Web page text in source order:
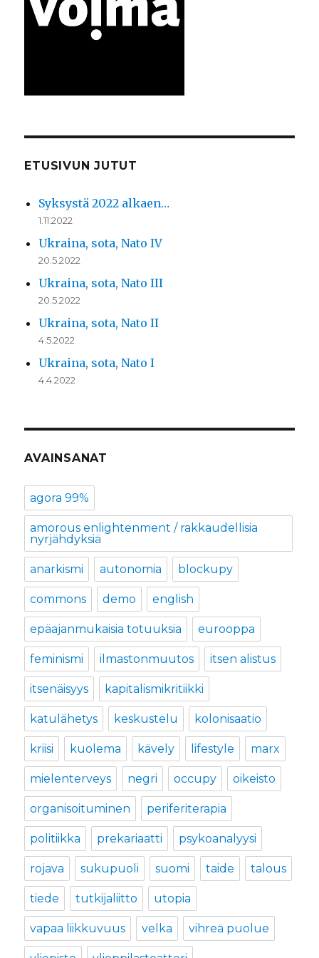
ETUSIVUN JUTUT
Syksystä 2022 alkaen…
1.11.2022
Ukraina, sota, Nato IV
20.5.2022
Ukraina, sota, Nato III
20.5.2022
Ukraina, sota, Nato II
4.5.2022
Ukraina, sota, Nato I
4.4.2022
AVAINSANAT
agora 99%
amorous enlightenment / rakkaudellisia
nyrjähdyksiä
anarkismi autonomia blockupy
commons demo english
epäajanmukaisia totuuksia eurooppa
feminismi ilmastonmuutos itsen alistus
itsenäisyys kapitalismikritiikki
katulähetys keskustelu kolonisaatio
kriisi kuolema kävely lifestyle marx
mielenterveys negri occupy oikeisto
organisoituminen periferiterapia
politiikka prekariaatti psykoanalyysi
rojava sukupuoli suomi taide talous
tiede tutkijaliitto utopia
vapaa liikkuvuus velka vihreä puolue